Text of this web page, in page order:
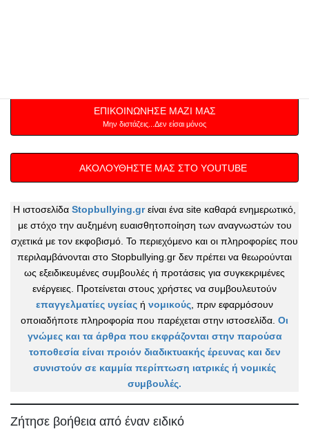
ΕΠΙΚΟΙΝΩΝΗΣΕ ΜΑΖΙ ΜΑΣ
Μην διστάζεις...Δεν είσαι μόνος
ΑΚΟΛΟΥΘΗΣΤΕ ΜΑΣ ΣΤΟ YOUTUBE
Η ιστοσελίδα Stopbullying.grείναι ένα site καθαρά ενημερωτικό,
με στόχο την αυξημένη ευαισθητοποίηση των αναγνωστών του
σχετικά με τον εκφοβισμό. Το περιεχόμενο και οι πληροφορίες που
περιλαμβάνονται στο Stopbullying.gr δεν πρέπει να θεωρούνται
ως εξειδικευμένες συμβουλές ή προτάσεις για συγκεκριμένες
ενέργειες. Προτείνεται στους χρήστες να συμβουλευτούν
επαγγελματίες υγείας ή νομικούς , πριν εφαρμόσουν
οποιαδήποτε πληροφορία που παρέχεται στην ιστοσελίδα. Οι
γνώμες και τα άρθρα που εκφράζονται στην παρούσα
τοποθεσία είναι προιόν διαδικτυακής έρευνας και δεν
συνιστούν σε καμμία περίπτωση ιατρικές ή νομικές
συμβουλές.
Ζήτησε βοήθεια από έναν ειδικό